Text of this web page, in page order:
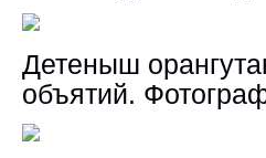
Детеныш
объятий.